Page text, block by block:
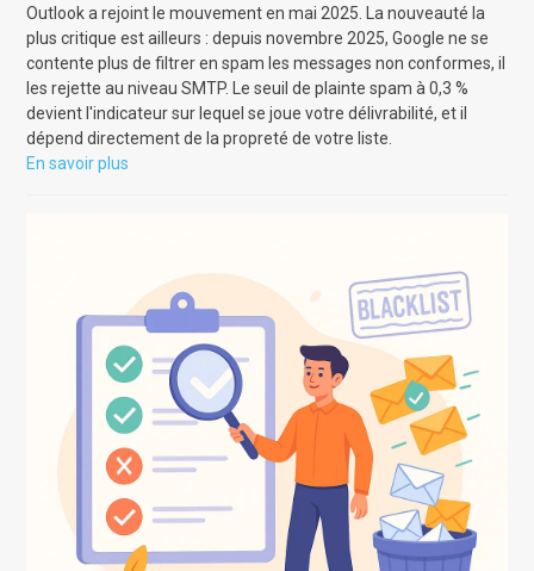
Outlook a rejoint le mouvement en mai 2025. La nouveauté la
plus critique est ailleurs : depuis novembre 2025, Google ne se
contente plus de filtrer en spam les messages non conformes, il
les rejette au niveau SMTP. Le seuil de plainte spam à 0,3 %
devient l'indicateur sur lequel se joue votre délivrabilité, et il
dépend directement de la propreté de votre liste.
En savoir plus